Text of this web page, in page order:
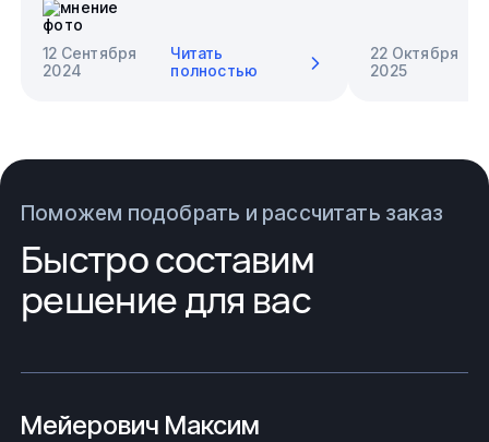
12 Сентября
2024
Читать
полностью
22 Октября
2025
Поможем подобрать и рассчитать заказ
Быстро составим
решение для вас
Мейерович Максим